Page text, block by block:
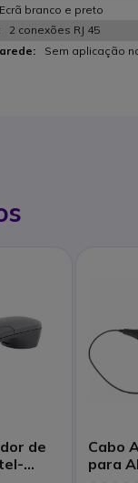
Ecrã branco e preto
2 conexões RJ 45
Sem aplicação
de
Cabo
para